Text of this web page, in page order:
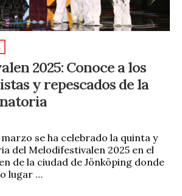
2025: Conoce a los
y repescados de la
marzo se ha celebrado la quinta y
del Melodifestivalen 2025 en el
de la ciudad de Jönköping donde
lugar …